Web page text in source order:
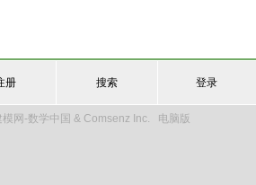
册 搜索 登录
网-数学中国 & Comsenz Inc. 电脑版